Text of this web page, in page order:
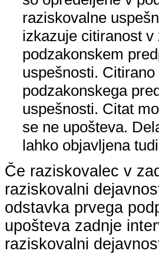
raziskovalne
izkazuje citiranost
podzakonskem
uspešnosti.
podzakonskega
uspešnosti. Citat
se ne upošteva.
lahko objavljena
Če raziskovalec v
raziskovalni
odstavka prvega
upošteva zadnje
raziskovalni